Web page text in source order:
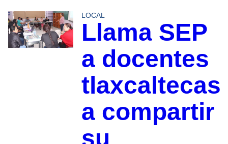
LOCAL
Llama SEP
a docentes
tlaxcaltecas
a compartir
su